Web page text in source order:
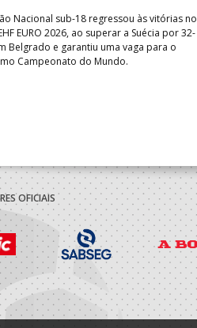
Nacional sub-18 regressou às vitórias no
EURO 2026, ao superar a Suécia por 32-
Belgrado e garantiu uma vaga para o
Campeonato do Mundo.
OFICIAIS